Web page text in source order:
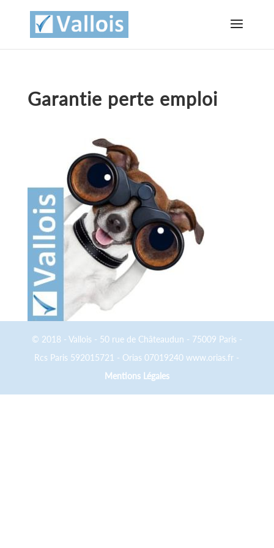
Garantie perte emploi
© 2018 - Vallois - 50 rue de Châteaudun - 75009 Paris -
Rcs Paris 592015721 - Orias 07019240 www.orias.fr -
Mentions Légales